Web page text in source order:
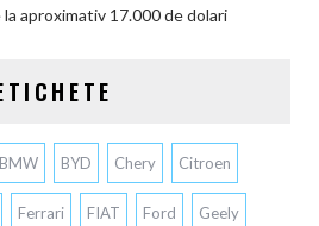
la aproximativ 17.000 de dolari
BMW BYD Chery Citroen
Ferrari FIAT Ford Geely